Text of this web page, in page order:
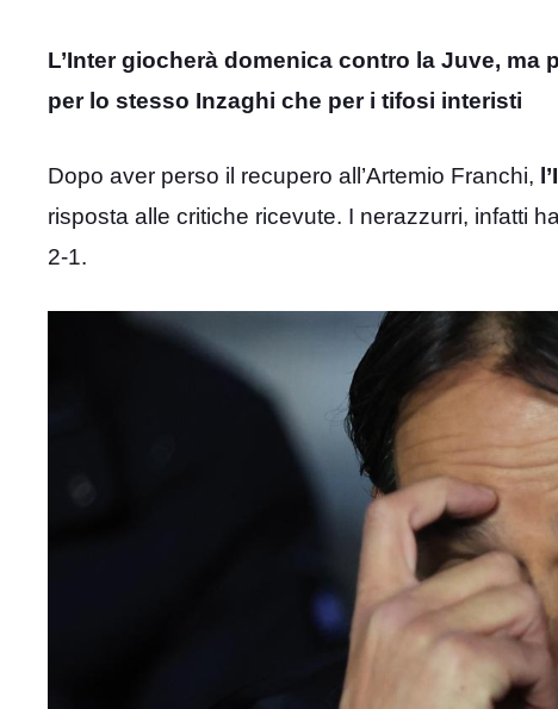
L’Inter giocherà domenica contro la Juve,
per lo stesso Inzaghi che per i tifosi interisti
Dopo aver perso il recupero all’Artemio Franchi,
risposta alle critiche ricevute. I nerazzurri, infatti
2-1.